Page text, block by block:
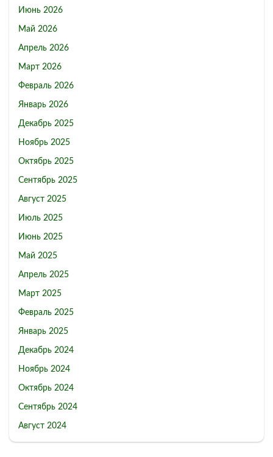
Июнь 2026
Май 2026
Апрель 2026
Март 2026
Февраль 2026
Январь 2026
Декабрь 2025
Ноябрь 2025
Октябрь 2025
Сентябрь 2025
Август 2025
Июль 2025
Июнь 2025
Май 2025
Апрель 2025
Март 2025
Февраль 2025
Январь 2025
Декабрь 2024
Ноябрь 2024
Октябрь 2024
Сентябрь 2024
Август 2024